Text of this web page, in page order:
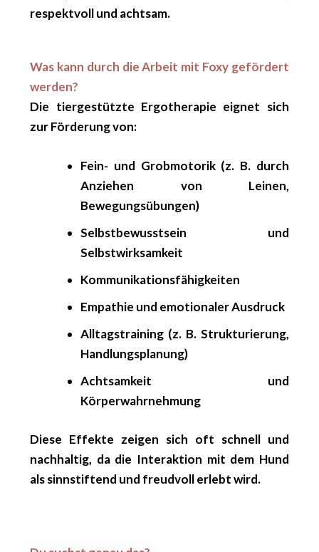
respektvoll und achtsam.
Was kann durch die Arbeit mit Foxy gefördert
werden?
Die tiergestützte Ergotherapie eignet sich
zur Förderung von:
Fein- und Grobmotorik(z. B. durch
Anziehen von Leinen,
Bewegungsübungen)
Selbstbewusstsein und
Selbstwirksamkeit
Kommunikationsfähigkeiten
Empathie und emotionaler Ausdruck
Alltagstraining (z. B. Strukturierung,
Handlungsplanung)
Achtsamkeit und
Körperwahrnehmung
Diese Effekte zeigen sich oft schnell und
nachhaltig, da die Interaktion mit dem Hund
als sinnstiftend und freudvoll erlebt wird.